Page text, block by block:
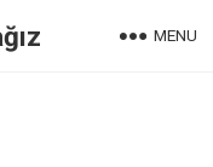
MENU